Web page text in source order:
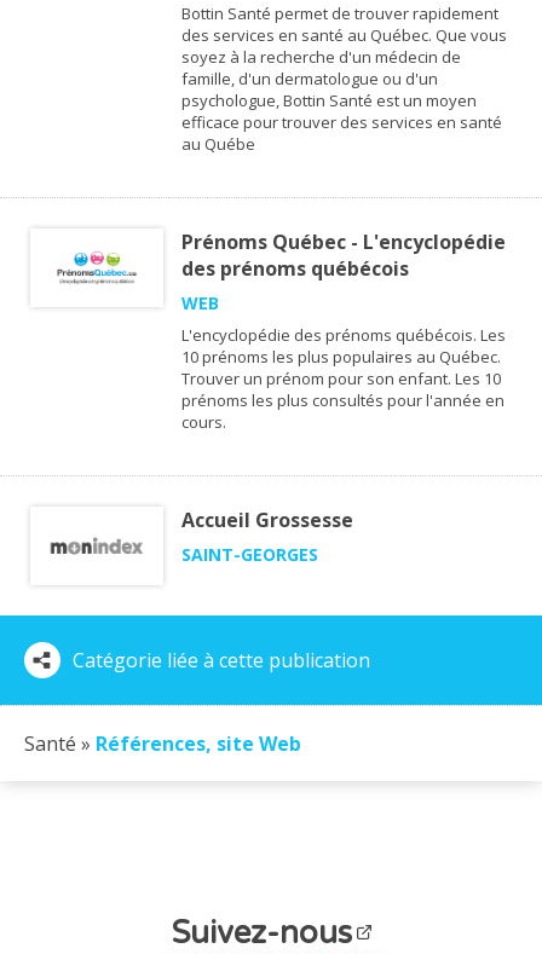
Bottin Santé permet de trouver rapidement
des services en santé au Québec. Que vous
soyez à la recherche d'un médecin de
famille, d'un dermatologue ou d'un
psychologue, Bottin Santé est un moyen
efficace pour trouver des services en santé
au Québe
Prénoms Québec - L'encyclopédie
des prénoms québécois
WEB
L'encyclopédie des prénoms québécois. Les
10 prénoms les plus populaires au Québec.
Trouver un prénom pour son enfant. Les 10
prénoms les plus consultés pour l'année en
cours.
Accueil Grossesse
SAINT-GEORGES
Catégorie liée à cette publication
Santé » Références, site Web
Suivez-nous